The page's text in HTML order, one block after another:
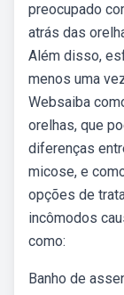
preocupado
atrás das
Além disso,
menos uma
Websaiba
orelhas, que
diferenças
micose, e
opções de
incômodos
como:
Banho de